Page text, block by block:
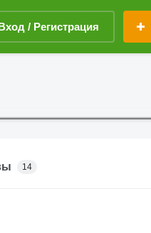
/ Регистрация
14